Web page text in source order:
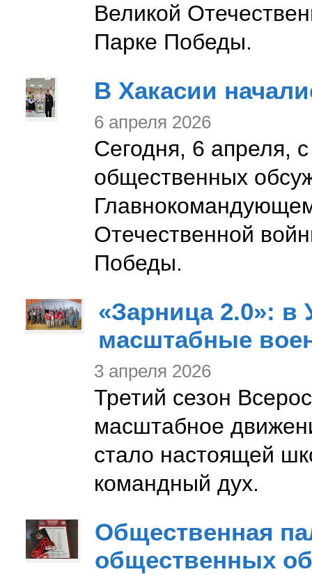
Великой
Парке Победы.
В Хакасии
6 апреля 2026
Сегодня, 6 апреля,
общественных
Отечественной
Победы.
«Зарница 2.0»: в
масштабные
3 апреля 2026
Третий сезон
масштабное
стало настоящей
командный дух.
Общественная
общественных